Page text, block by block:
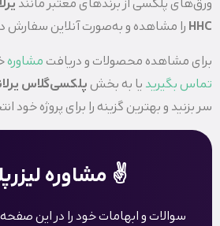
ورق‌های پلکسی از برندهای معتبر مانند
HHC را مشاهده و به‌صورت آنلاین سفارش
برای مشاهده محصولات و دریافت مشاوره
تماس بگیرید یا به بخش پلکسی‌گلاس
سر بزنید و بهترین گزینه را برای پروژه خود
✌️ مشاوره
سوالات و ابهامات خود را در این